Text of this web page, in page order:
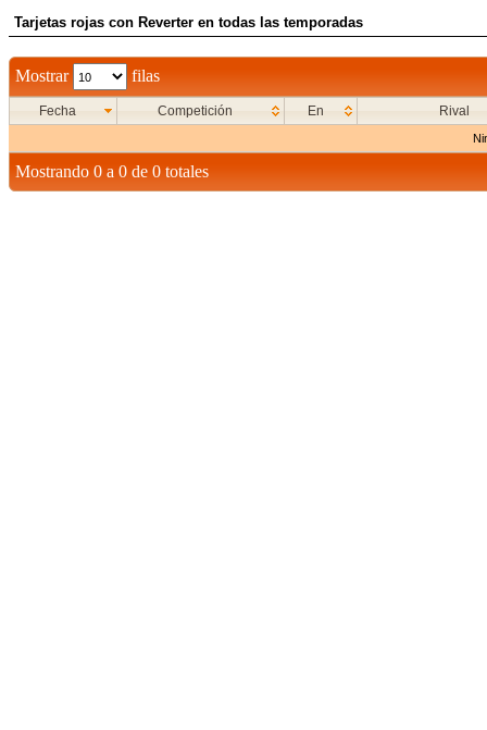
Tarjetas rojas con Reverter en todas las temporadas
Mostrar filas
Fecha Competición En Rival
Mostrando 0 a 0 de 0 totales